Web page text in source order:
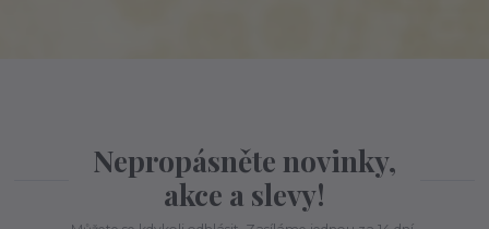
Nepropásněte novinky,
akce a slevy!